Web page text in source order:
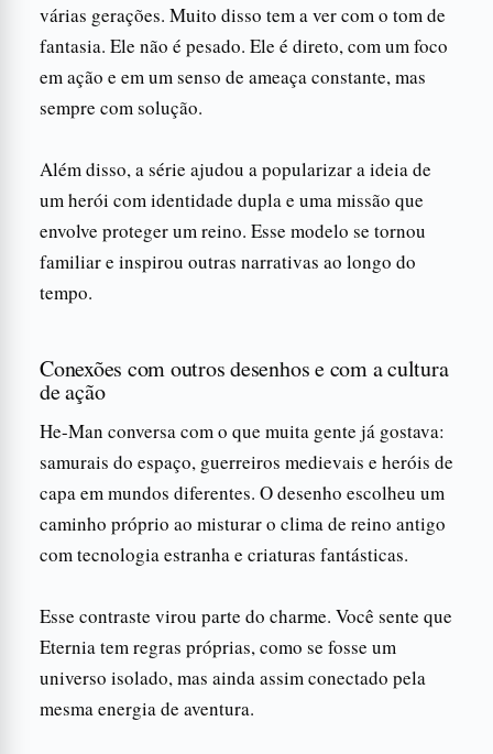
várias gerações. Muito disso tem a ver com o tom de
fantasia. Ele não é pesado. Ele é direto, com um foco
em ação e em um senso de ameaça constante, mas
sempre com solução.
Além disso, a série ajudou a popularizar a ideia de
um herói com identidade dupla e uma missão que
envolve proteger um reino. Esse modelo se tornou
familiar e inspirou outras narrativas ao longo do
tempo.
Conexões com outros desenhos e com a cultura
de ação
He-Man conversa com o que muita gente já gostava:
samurais do espaço, guerreiros medievais e heróis de
capa em mundos diferentes. O desenho escolheu um
caminho próprio ao misturar o clima de reino antigo
com tecnologia estranha e criaturas fantásticas.
Esse contraste virou parte do charme. Você sente que
Eternia tem regras próprias, como se fosse um
universo isolado, mas ainda assim conectado pela
mesma energia de aventura.